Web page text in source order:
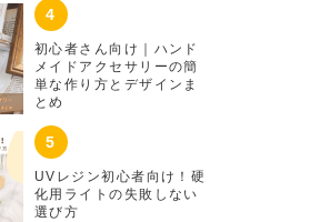
初心者さん向け｜ハンド
メイドアクセサリーの簡
単な作り方とデザインま
とめ
UVレジン初心者向け！硬
化用ライトの失敗しない
選び方